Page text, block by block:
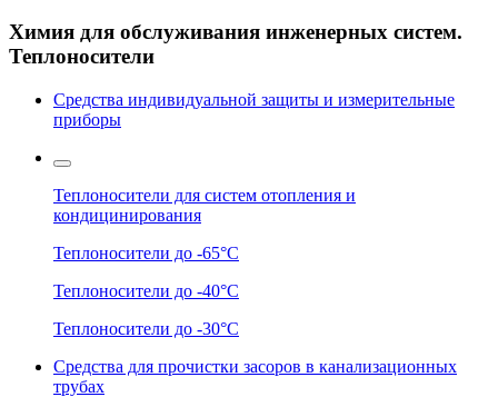
Химия для обслуживания инженерных систем.
Теплоносители
Средства индивидуальной защиты и измерительные
приборы
Теплоносители для систем отопления и
кондицинирования
Теплоносители до -65°C
Теплоносители до -40°C
Теплоносители до -30°C
Средства для прочистки засоров в канализационных
трубах